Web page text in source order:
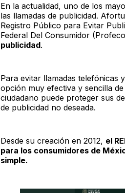
En la actualidad, uno de los
las llamadas de publicidad.
Registro Público para Evitar
Federal Del Consumidor
publicidad.
Para evitar llamadas telefónicas
opción muy efectiva y sencilla
ciudadano puede proteger sus
de publicidad no deseada.
Desde su creación en 2012, el
para los consumidores de
simple.